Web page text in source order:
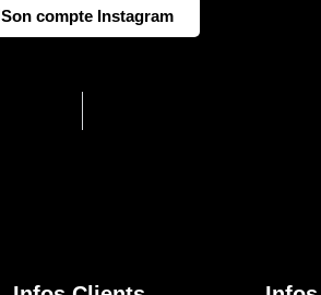
Son compte Instagram